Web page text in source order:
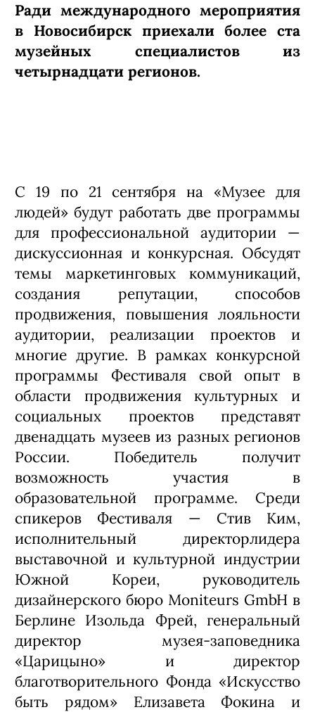
Ради международного мероприятия
в Новосибирск приехали более ста
музейных специалистов из
четырнадцати регионов.
С 19 по 21 сентября на «Музее для
людей» будут работать две программы
для профессиональной аудитории —
дискуссионная и конкурсная. Обсудят
темы маркетинговых коммуникаций,
создания репутации, способов
продвижения, повышения лояльности
аудитории, реализации проектов и
многие другие. В рамках конкурсной
программы Фестиваля свой опыт в
области продвижения культурных и
социальных проектов представят
двенадцать музеев из разных регионов
России. Победитель получит
возможность участия в
образовательной программе. Среди
спикеров Фестиваля — Стив Ким,
исполнительный директорлидера
выставочной и культурной индустрии
Южной Кореи, руководитель
дизайнерского бюро Moniteurs GmbH в
Берлине Изольда Фрей, генеральный
директор музея-заповедника
«Царицыно» и директор
благотворительного Фонда «Искусство
быть рядом» Елизавета Фокина и